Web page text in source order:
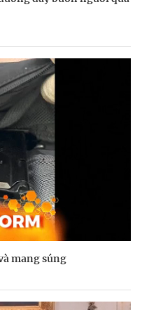
mang súng